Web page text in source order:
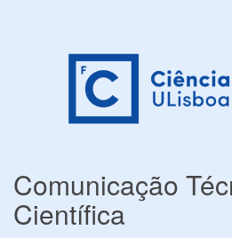
Comunicação
Científica